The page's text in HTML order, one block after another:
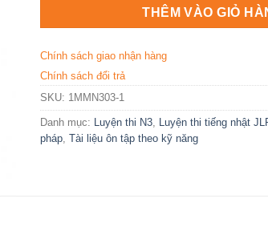
THÊM VÀO GIỎ
Chính sách giao nhận hàng
Chính sách đổi trả
SKU: 1MMN303-1
Danh mục: Luyện thi N3 Luyện thi tiếng nhật
pháp ,Tài liệu ôn tập theo kỹ năng